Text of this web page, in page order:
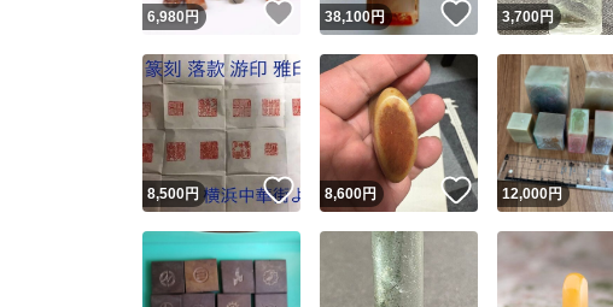
6,980円 いいね！
38,100円 いいね！
3,700円
8,500円 いいね！
8,600円 いいね！
12,000円